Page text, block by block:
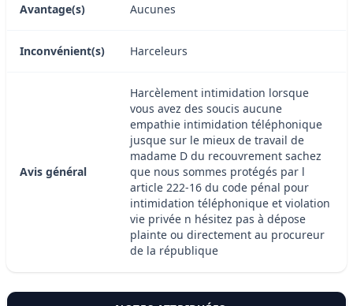
Avantage(s) Aucunes
Inconvénient(s) Harceleurs
Avis général
Harcèlement intimidation lorsque
vous avez des soucis aucune
empathie intimidation téléphonique
jusque sur le mieux de travail de
madame D du recouvrement sachez
que nous sommes protégés par l
article 222-16 du code pénal pour
intimidation téléphonique et violation
vie privée n hésitez pas à dépose
plainte ou directement au procureur
de la république